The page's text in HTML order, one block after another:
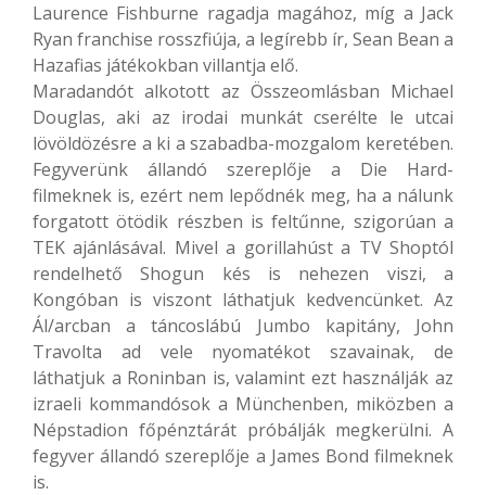
Laurence Fishburne ragadja magához, míg a Jack
Ryan franchise rosszfiúja, a legírebb ír, Sean Bean a
Hazafias játékokban villantja elő.
Maradandót alkotott az Összeomlásban Michael
Douglas, aki az irodai munkát cserélte le utcai
lövöldözésre a ki a szabadba-mozgalom keretében.
Fegyverünk állandó szereplője a Die Hard-
filmeknek is, ezért nem lepődnék meg, ha a nálunk
forgatott ötödik részben is feltűnne, szigorúan a
TEK ajánlásával. Mivel a gorillahúst a TV Shoptól
rendelhető Shogun kés is nehezen viszi, a
Kongóban is viszont láthatjuk kedvencünket. Az
Ál/arcban a táncoslábú Jumbo kapitány, John
Travolta ad vele nyomatékot szavainak, de
láthatjuk a Roninban is, valamint ezt használják az
izraeli kommandósok a Münchenben, miközben a
Népstadion főpénztárát próbálják megkerülni. A
fegyver állandó szereplője a James Bond filmeknek
is.